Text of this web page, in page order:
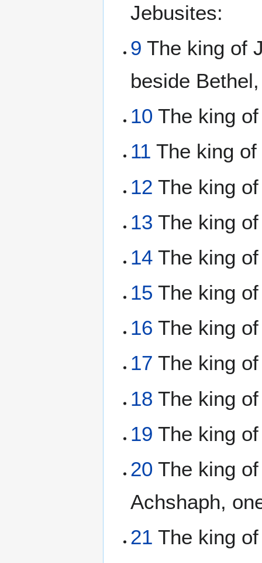
Jebusites:
9 The king of
beside
10 The king
11 The king
12 The king
13 The king
14 The king
15 The king
16 The king
17 The king
18 The king
19 The king
20 The king
Achshaph,
21 The king